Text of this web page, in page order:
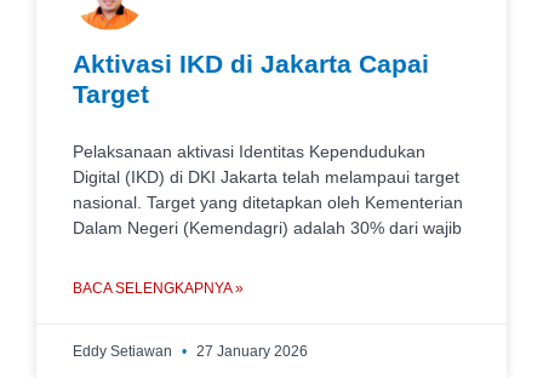
Aktivasi IKD di Jakarta Capai
Target
Pelaksanaan aktivasi Identitas Kependudukan
Digital (IKD) di DKI Jakarta telah melampaui target
nasional. Target yang ditetapkan oleh Kementerian
Dalam Negeri (Kemendagri) adalah 30% dari wajib
BACA SELENGKAPNYA »
Eddy Setiawan 27 January 2026